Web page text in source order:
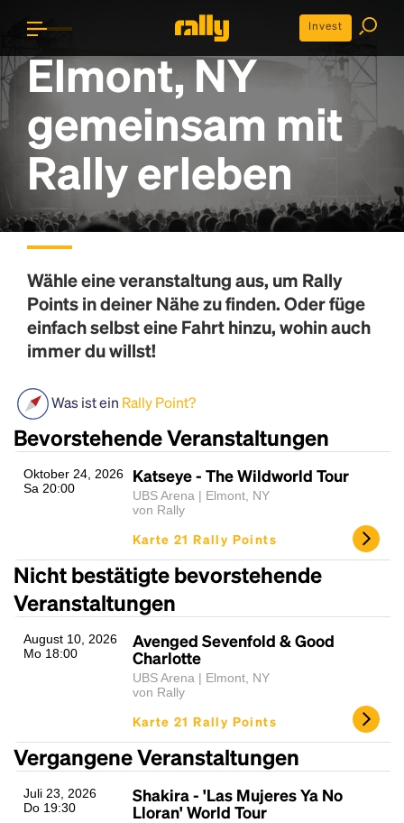
Invest
Elmont, NY
gemeinsam mit
Rally erleben
Wähle eine veranstaltung aus, um Rally
Pointsin deiner Nähe zu finden. Oder füge
einfach selbst eine Fahrt hinzu, wohin auch
immer du willst!
Was ist ein Rally Point?
Bevorstehende Veranstaltungen
Oktober 24, 2026
Sa 20:00
Katseye - The Wildworld Tour
UBS Arena | Elmont, NY
von Rally
Karte 21 Rally Points
Nicht bestätigte bevorstehende
Veranstaltungen
August 10, 2026
Mo 18:00
Avenged Sevenfold & Good
Charlotte
UBS Arena | Elmont, NY
von Rally
Karte 21 Rally Points
Vergangene Veranstaltungen
Juli 23, 2026
Do 19:30
Shakira - 'Las Mujeres Ya No
Lloran' World Tour
Headline
Lorem Ipsum is simply dummy text of the printing
and typesetting industry. Lorem Ipsum has been the
industry's standarddummy text ever since the
1500s, when an unknown printer took a galley of
type and scrambled it to make a type specimen
book. It has survived not only five centuries, but also
essentially unchanged.